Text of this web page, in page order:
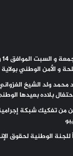
و الأمن الوطني
محمد ولد الشيخ
بلاده بعيدها
من تفكيك شبكة
للجنة الوطنية لحقوق